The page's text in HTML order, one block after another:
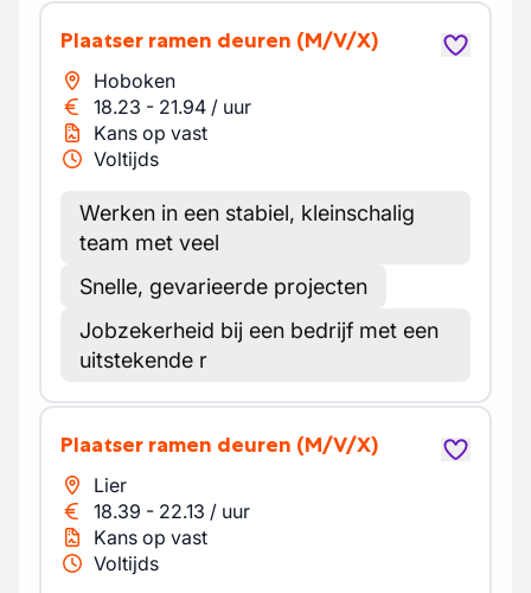
Plaatser ramen deuren (M/V/X)
Hoboken
18.23 - 21.94 / uur
Kans op vast
Voltijds
Werken in een stabiel, kleinschalig
team met veel
Snelle, gevarieerde projecten
Jobzekerheid bij een bedrijf met een
uitstekende r
Plaatser ramen deuren (M/V/X)
Lier
18.39 - 22.13 / uur
Kans op vast
Voltijds